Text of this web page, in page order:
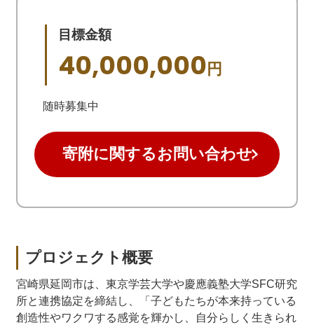
目標金額
40,000,000 円
随時募集中
寄附に関するお問い合わせ
プロジェクト概要
宮崎県延岡市は、東京学芸大学や慶應義塾大学SFC研究
所と連携協定を締結し、「子どもたちが本来持っている
創造性やワクワする感覚を輝かし、自分らしく生きられ